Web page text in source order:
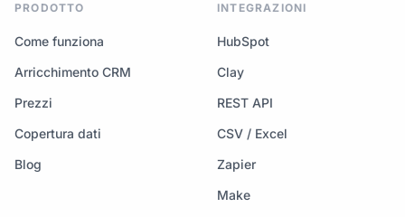
PRODOTTO
Come funziona
Arricchimento CRM
Prezzi
Copertura dati
Blog
INTEGRAZIONI
HubSpot
Clay
REST API
CSV / Excel
Zapier
Make